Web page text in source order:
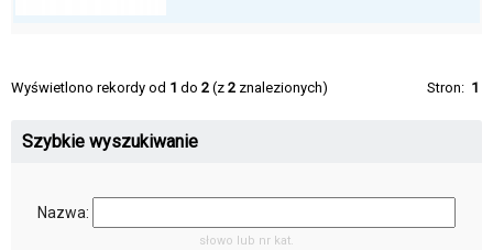
Stron: 1
Wyświetlono rekordy od 1 do 2 (z 2 znalezionych)
Szybkie wyszukiwanie
Nazwa:
słowo lub nr kat.